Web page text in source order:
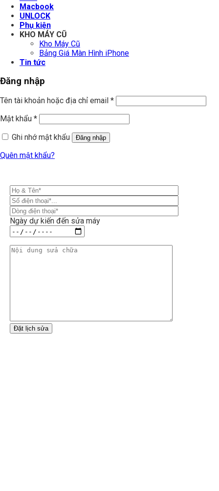
Macbook
UNLOCK
Phụ kiện
KHO MÁY CŨ
Kho Máy Cũ
Bảng Giá Màn Hình iPhone
Tin tức
Đăng nhập
Tên tài khoản hoặc địa chỉ email *
Mật khẩu *
Ghi nhớ mật khẩu
Đăng nhập
Quên mật khẩu?
Ngày dự kiến đến sửa máy